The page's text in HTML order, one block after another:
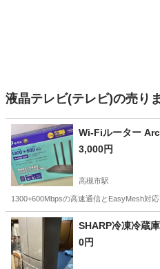
液晶テレビ(テレビ)の売り
Wi-Fiルーター
3,000円
高槻市駅
1300+600Mbpsの高速通信とEasyMesh対
大阪 高槻市 高槻市駅 その他
SHARP冷凍冷蔵庫
0円